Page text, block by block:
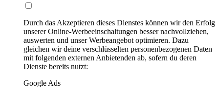
Durch das Akzeptieren dieses Dienstes können wir den Erfolg
unserer Online-Werbeeinschaltungen besser nachvollziehen,
auswerten und unser Werbeangebot optimieren. Dazu
gleichen wir deine verschlüsselten personenbezogenen Daten
mit folgenden externen Anbietenden ab, sofern du deren
Dienste bereits nutzt:
Google Ads